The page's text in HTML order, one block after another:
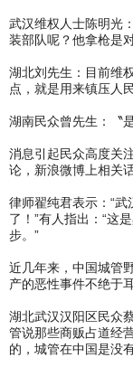
武汉维权人士陈明光
装部队呢？他拿枪是
湖北刘先生：目前维
点，就是用来镇压人
湖南民众曾先生：〝
消息引起民众高度关
论，新浪微博上相关
律师翟纯君表示：“
了！”有人指出：“这
步。”
近几年来，中国城管
产的恶性事件不绝于
湖北武汉汉阳区民众
管说那些商贩占道经
的，城管在中国是没